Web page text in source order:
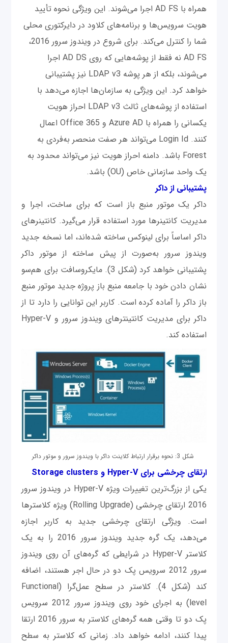
همراه با AD FS اجرا می‌شوند. این ویژگی نحوه تأیید
هویت سرویس‌ها و برنامه‌های کلاود در دایرکتوری محلی
شما را کنترل می‌کند. برای شروع در ویندوز سرور 2016،
AD FS نه فقط از پوشه‌هایی که روی AD DS اجرا
می‌شوند، بلکه از هر پوشه LDAP v3 نیز پشتیبانی
خواهد کرد. این ویژگی به سازمان‌ها اجازه می‌دهد با
استفاده از پوشه‌های ثالث LDAP v3 احراز هویت
یکسانی را همراه با Azure AD و Office 365 اعمال
کنند. Login Id می‌تواند هر صفت منحصر به‌فردی به
Forest باشد. دامنه احراز هویت نیز می‌تواند محدود به
یک واحد سازمانی خاص (OU) باشد.
پشتیبانی از داکر
داکر یک موتور منبع باز است که برای ساخت، اجرا و
مدیریت کانتینرها مورد استفاده قرار می‌گیرد. کانتینرهای
داکر اساساً برای لینوکس ساخته شده‌اند، اما نسخه جدید
ویندوز سرور به‌صورت از پیش ساخته از موتور داکر
پشتیبانی خواهد کرد (شکل 3). مایکروسافت برای هم‌سو
نشان دادن خود با جامعه منبع باز پروژه جدید موتور منبع
باز داکر را آماده کرده است. کاربر این توانایی را دارد تا از
داکر برای مدیریت کانتینترهای ویندوز سرور و Hyper-V
استفاده کند.
شکل 3: نحوه برقرار ارتباط کلاینت داکر با ویندوز سرور و موتور داکر
ارتقای چرخشی برای Hyper-V و Storage clusters
یکی از بزرگ‌ترین تغییرات ویژه Hyper-V در ویندوز سرور
2016 ارتقای چرخشی (Rolling Upgrade) ویژه کلاسترها
است. ویژگی ارتقای چرخشی جدید به کاربر اجازه
می‌دهد، یک گره جدید ویندوز سرور 2016 را به یک
کلاستر Hyper-V در شرایطی که گره‌های آن روی ویندوز
سرور 2012 سرویس پک دو در حال اجر هستند، اضافه
کند (شکل 4). کلاستر در سطح عمل‌گرا (Functional
level) به اجرای خود روی ویندوز سرور 2012 سرویس
پک دو تا وقتی همه گره‌های کلاستر به سرور 2016 ارتقا
پیدا کنند، ادامه خواهد داد. زمانی ‌که کلاستر به سطح